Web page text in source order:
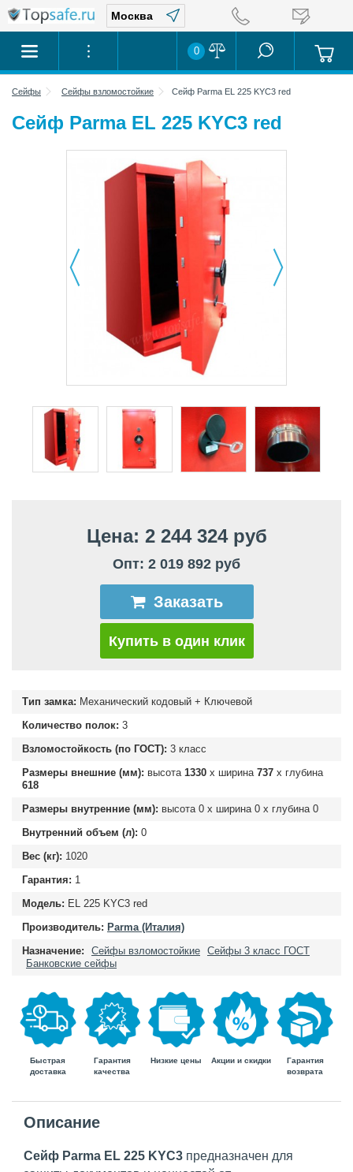
0
Сейфы Сейфы взломостойкие Сейф Parma EL 225 KYC3 red
Сейф Parma EL 225 KYC3 red
Цена: 2 244 324 руб
Опт: 2 019 892 руб
Заказать
Купить в один клик
Тип замка: Механический кодовый + Ключевой
Количество полок: 3
Взломостойкость (по ГОСТ): 3 класс
Размеры внешние (мм): высота 1330 х ширина 737 х глубина
618
Размеры внутренние (мм): высота 0 х ширина 0 х глубина 0
Внутренний объем (л): 0
Вес (кг): 1020
Гарантия: 1
Модель: EL 225 KYC3 red
Производитель: Parma (Италия)
Назначение:
Сейфы взломостойкие Сейфы 3 класс ГОСТ
Банковские сейфы
Быстрая
доставка
Гарантия
качества
Низкие цены Акции и скидки
Гарантия
возврата
Описание
Сейф Parma EL 225 KYC3 предназначен для